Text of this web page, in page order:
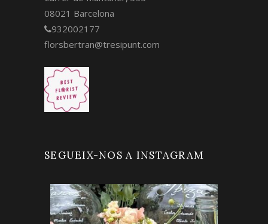
08021 Barcelona
932002177
florsbertran@tresipunt.com
SEGUEIX-NOS A INSTAGRAM